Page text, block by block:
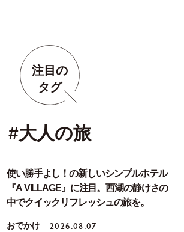
注目の
タグ
#大人の旅
使い勝手よし！の新しいシンプルホテル
『A VILLAGE』に注目。西湖の静けさの
中でクイックリフレッシュの旅を。
おでかけ 2026.08.07